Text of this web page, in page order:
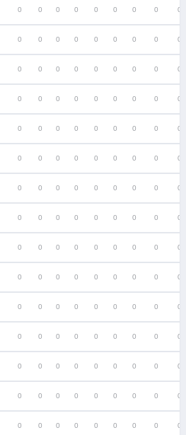
0 0 0 0 0 0 0 0 0
0 0 0 0 0 0 0 0 0
0 0 0 0 0 0 0 0 0
0 0 0 0 0 0 0 0 0
0 0 0 0 0 0 0 0 0
0 0 0 0 0 0 0 0 0
0 0 0 0 0 0 0 0 0
0 0 0 0 0 0 0 0 0
0 0 0 0 0 0 0 0 0
0 0 0 0 0 0 0 0 0
0 0 0 0 0 0 0 0 0
0 0 0 0 0 0 0 0 0
0 0 0 0 0 0 0 0 0
0 0 0 0 0 0 0 0 0
0 0 0 0 0 0 0 0 0